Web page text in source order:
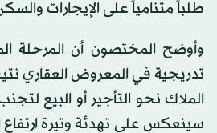
طلباً متنامياً على الإيجارات
وأوضح المختصون أن المرحلة
تدريجية في المعروض العقاري
الملاك نحو التأجير أو البيع
سينعكس على تهدئة وتيرة ارتفاع